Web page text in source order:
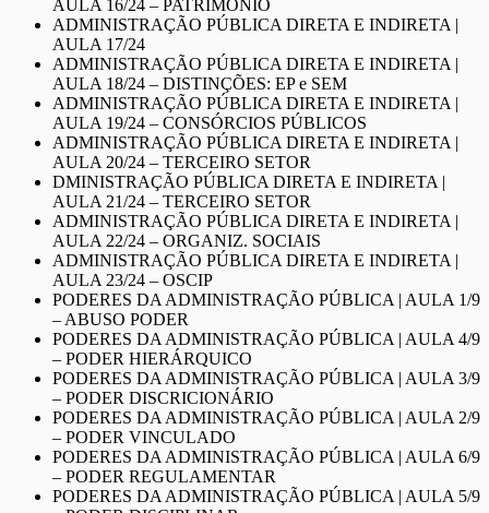
AULA 16/24 – PATRIMÔNIO
ADMINISTRAÇÃO PÚBLICA DIRETA E INDIRETA |
AULA 17/24
ADMINISTRAÇÃO PÚBLICA DIRETA E INDIRETA |
AULA 18/24 – DISTINÇÕES: EP e SEM
ADMINISTRAÇÃO PÚBLICA DIRETA E INDIRETA |
AULA 19/24 – CONSÓRCIOS PÚBLICOS
ADMINISTRAÇÃO PÚBLICA DIRETA E INDIRETA |
AULA 20/24 – TERCEIRO SETOR
DMINISTRAÇÃO PÚBLICA DIRETA E INDIRETA |
AULA 21/24 – TERCEIRO SETOR
ADMINISTRAÇÃO PÚBLICA DIRETA E INDIRETA |
AULA 22/24 – ORGANIZ. SOCIAIS
ADMINISTRAÇÃO PÚBLICA DIRETA E INDIRETA |
AULA 23/24 – OSCIP
PODERES DA ADMINISTRAÇÃO PÚBLICA | AULA 1/9
– ABUSO PODER
PODERES DA ADMINISTRAÇÃO PÚBLICA | AULA 4/9
– PODER HIERÁRQUICO
PODERES DA ADMINISTRAÇÃO PÚBLICA | AULA 3/9
– PODER DISCRICIONÁRIO
PODERES DA ADMINISTRAÇÃO PÚBLICA | AULA 2/9
– PODER VINCULADO
PODERES DA ADMINISTRAÇÃO PÚBLICA | AULA 6/9
– PODER REGULAMENTAR
PODERES DA ADMINISTRAÇÃO PÚBLICA | AULA 5/9